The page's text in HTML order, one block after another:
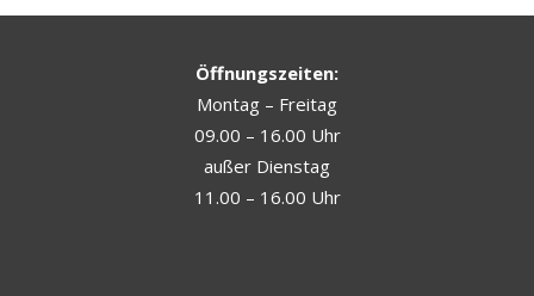
Öffnungszeiten:
Montag – Freitag
09.00 – 16.00 Uhr
außer Dienstag
11.00 – 16.00 Uhr